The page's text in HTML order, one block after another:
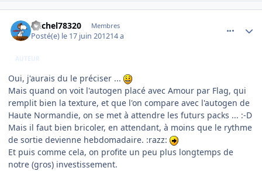
michel78320 Membres
Posté(e) le 17 juin 201214 a
AUTEUR
Oui, j'aurais du le préciser ...
Mais quand on voit l'autogen placé avec Amour par Flag, qui
remplit bien la texture, et que l'on compare avec l'autogen de
Haute Normandie, on se met à attendre les futurs packs ... :-D
Mais il faut bien bricoler, en attendant, à moins que le rythme
de sortie devienne hebdomadaire. :razz:
Et puis comme cela, on profite un peu plus longtemps de
notre (gros) investissement.